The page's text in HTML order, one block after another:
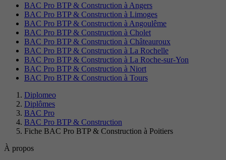
BAC Pro BTP & Construction à Angers
BAC Pro BTP & Construction à Limoges
BAC Pro BTP & Construction à Angoulême
BAC Pro BTP & Construction à Cholet
BAC Pro BTP & Construction à Châteauroux
BAC Pro BTP & Construction à La Rochelle
BAC Pro BTP & Construction à La Roche-sur-Yon
BAC Pro BTP & Construction à Niort
BAC Pro BTP & Construction à Tours
Diplomeo
Diplômes
BAC Pro
BAC Pro BTP & Construction
Fiche BAC Pro BTP & Construction à Poitiers
À propos